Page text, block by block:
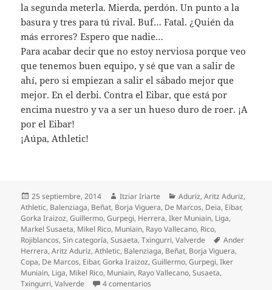
la segunda meterla. Mierda, perdón. Un punto a la
basura y tres para tú rival. Buf… Fatal. ¿Quién da
más errores? Espero que nadie…
Para acabar decir que no estoy nerviosa porque veo
que tenemos buen equipo, y sé que van a salir de
ahí, pero si empiezan a salir el sábado mejor que
mejor. En el derbi. Contra el Eibar, que está por
encima nuestro y va a ser un hueso duro de roer. ¡A
por el Eibar!
¡Aúpa, Athletic!
Publicado
el
25 septiembre, 2014 Autor
Itziar Iriarte Categorías
Aduriz,Aritz Aduriz,
Athletic, Balenziaga, Beñat, Borja Viguera, De Marcos, Deia, Eibar,
Gorka Iraizoz,Guillermo,Gurpegi, Herrera,Iker Muniain, Liga,
Markel Susaeta, Mikel Rico, Muniain, Rayo Vallecano, Rico,
Rojiblancos,Sin categoría,Susaeta,Txingurri,Valverde Etiquetas
Ander
Herrera,Aritz Aduriz,Athletic, Balenziaga, Beñat, Borja Viguera,
Copa, De Marcos, Eibar,Gorka Iraizoz,Guillermo,Gurpegi,Iker
Muniain, Liga, Mikel Rico, Muniain, Rayo Vallecano,Susaeta,
Txingurri,Valverde 4 comentarios